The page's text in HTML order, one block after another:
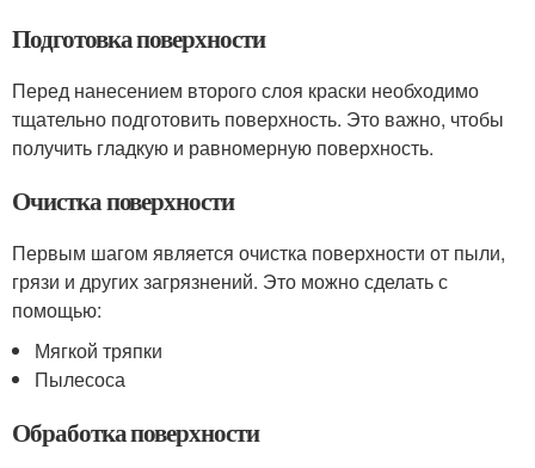
Подготовка поверхности
Перед нанесением второго слоя краски необходимо
тщательно подготовить поверхность. Это важно, чтобы
получить гладкую и равномерную поверхность.
Очистка поверхности
Первым шагом является очистка поверхности от пыли,
грязи и других загрязнений. Это можно сделать с
помощью:
Мягкой тряпки
Пылесоса
Обработка поверхности